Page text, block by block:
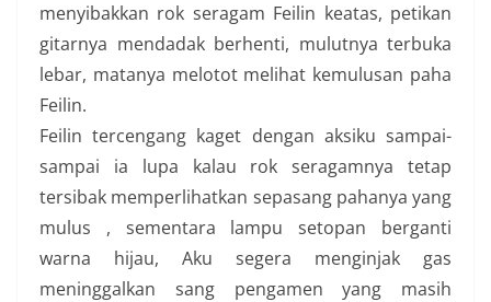
menyibakkan rok seragam Feilin keatas, petikan
gitarnya mendadak berhenti, mulutnya terbuka
lebar, matanya melotot melihat kemulusan paha
Feilin.
Feilin tercengang kaget dengan aksiku sampai-
sampai ia lupa kalau rok seragamnya tetap
tersibak memperlihatkan sepasang pahanya yang
mulus , sementara lampu setopan berganti
warna hijau, Aku segera menginjak gas
meninggalkan sang pengamen yang masih